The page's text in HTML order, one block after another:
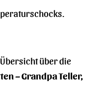
über die
– Grandpa Teller,